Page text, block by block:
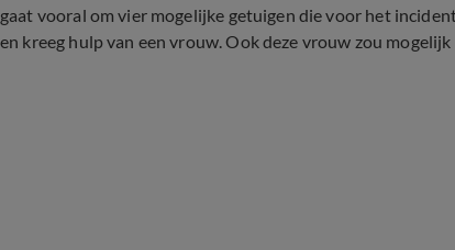
gaat vooral om vier mogelijke getuigen die voor het
en kreeg hulp van een vrouw. Ook deze vrouw zou